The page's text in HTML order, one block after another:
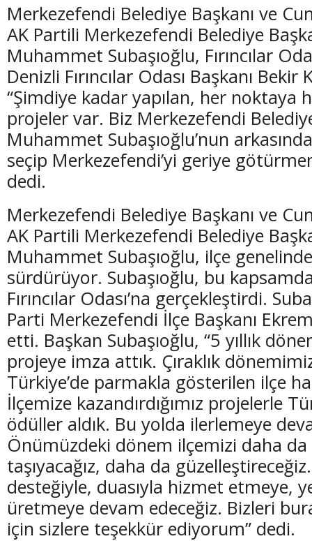
Merkezefendi Belediye Başkanı ve
AK Partili Merkezefendi Belediye
Muhammet Subaşıoğlu, Fırıncılar
Denizli Fırıncılar Odası Başkanı Bekir
“Şimdiye kadar yapılan, her noktaya
projeler var. Biz Merkezefendi
Muhammet Subaşıoğlu’nun
seçip Merkezefendi’yi geriye
dedi.
Merkezefendi Belediye Başkanı ve
AK Partili Merkezefendi Belediye
Muhammet Subaşıoğlu, ilçe
sürdürüyor. Subaşıoğlu, bu
Fırıncılar Odası’na gerçekleştirdi.
Parti Merkezefendi İlçe Başkanı
etti. Başkan Subaşıoğlu, “5 yıllık
projeye imza attık. Çıraklık
Türkiye’de parmakla gösterilen ilçe
İlçemize kazandırdığımız projelerle
ödüller aldık. Bu yolda ilerlemeye
Önümüzdeki dönem ilçemizi daha da
taşıyacağız, daha da
desteğiyle, duasıyla hizmet etmeye,
üretmeye devam edeceğiz. Bizleri
için sizlere teşekkür ediyorum” dedi.
(20 Şubat - 20 Mart)
Balık Burcunun 07.08.2026 Günlük Yorumu
(21 Mart - 20
Koç